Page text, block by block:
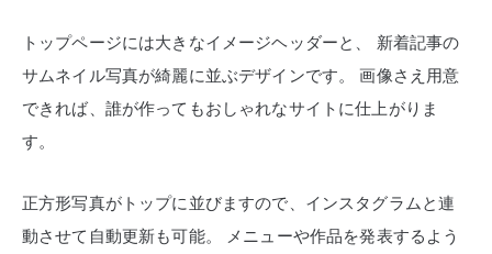
トップページには大きなイメージヘッダーと、
新着記事の
サムネイル写真が綺麗に並ぶデザインです。
画像さえ用意
できれば、誰が作ってもおしゃれなサイトに仕上がりま
す。
正方形写真がトップに並びますので、インスタグラムと連
動させて自動更新も可能。
メニューや作品を発表するよう